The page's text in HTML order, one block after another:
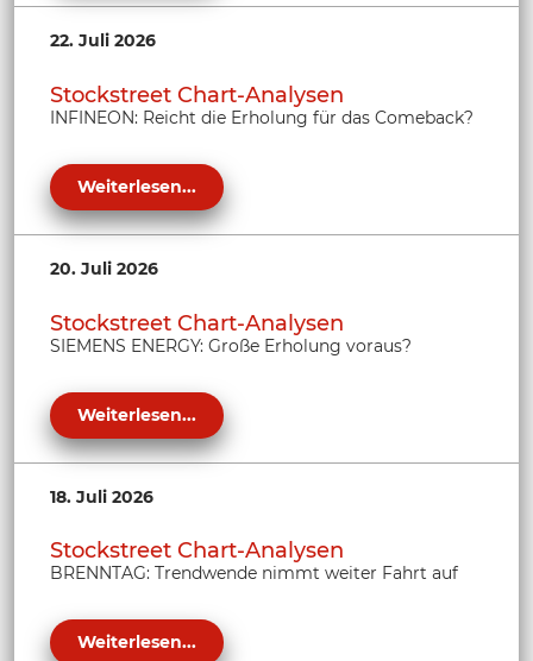
22. Juli 2026
Stockstreet Chart-Analysen
INFINEON: Reicht die Erholung für das Comeback?
Weiterlesen...
20. Juli 2026
Stockstreet Chart-Analysen
SIEMENS ENERGY: Große Erholung voraus?
Weiterlesen...
18. Juli 2026
Stockstreet Chart-Analysen
BRENNTAG: Trendwende nimmt weiter Fahrt auf
Weiterlesen...